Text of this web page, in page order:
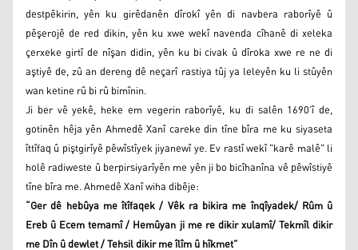
destpêkirin, yên ku girêdanên dîrokî yên di navbera raborîyê û
pêşerojê de red dikin, yên ku xwe wekî navenda cîhanê di xeleka
çerxeke girtî de nîşan didin, yên ku bi civak û dîroka xwe re ne di
aştiyê de, zû an dereng dê neçarî rastiya tûj ya leleyên ku li stûyên
wan ketine rû bi rû bimînin.
Ji ber vê yekê, heke em vegerin raborîyê, ku di salên 1690’î de,
gotinên hêja yên Ahmedê Xanî careke din tîne bîra me ku siyaseta
îttîfaq û piştgirîyê pêwîstîyek jiyanewî ye. Ev rastî wekî "karê malê" li
holê radiweste û berpirsiyarîyên me yên ji bo bicîhanîna vê pêwîstiyê
tîne bîra me. Ahmedê Xanî wiha dibêje:
“Ger dê hebûya me îtîfaqek / Vêk ra bikira me înqîyadek/ Rûm û
Ereb û Ecem temamî / Hemûyan ji me re dikir xulamî/ Tekmîl dikir
me Dîn û dewlet / Tehsil dikir me îlîm û hîkmet”